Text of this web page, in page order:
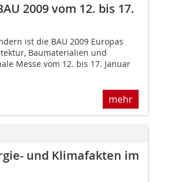
2009 vom 12. bis 17.
ist die BAU 2009 Europas
Baumaterialien und
Messe vom 12. bis 17. Januar
mehr
und Klimafakten im